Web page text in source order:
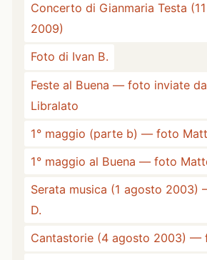
Concerto di Gianmaria Testa
2009)
Foto di Ivan B.
Feste al Buena — foto inviate
Libralato
1° maggio (parte b) — foto
1° maggio al Buena — foto
Serata musica (1 agosto
D.
Cantastorie (4 agosto 2003) —